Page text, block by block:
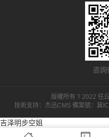
咨詢
版權所有 ? 2022 任
技術支持： 杰迅CMS 備案號： 冀
吉泽明步空姐